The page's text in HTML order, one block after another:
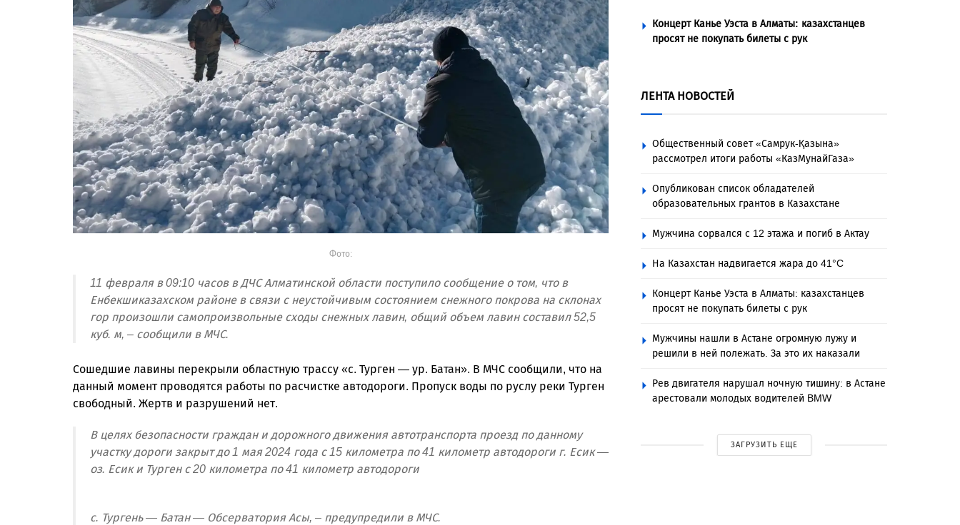
Фото:
11 февраля в 09:10 часов в ДЧС Алматинской области поступило сообщение о том, что в
Енбекшиказахском районе в связи с неустойчивым состоянием снежного покрова на склонах
гор произошли самопроизвольные сходы снежных лавин, общий объем лавин составил 52,5
куб. м, – сообщили в МЧС.
Сошедшие лавины перекрыли областную трассу «с. Турген — ур. Батан». В МЧС сообщили, что на
данный момент проводятся работы по расчистке автодороги. Пропуск воды по руслу реки Турген
свободный. Жертв и разрушений нет.
В целях безопасности граждан и дорожного движения автотранспорта проезд по данному
участку дороги закрыт до 1 мая 2024 года с 15 километра по 41 километр автодороги г. Есик —
оз. Есик и Турген с 20 километра по 41 километр автодороги
с. Тургень — Батан — Обсерватория Асы, – предупредили в МЧС.
Концерт Канье Уэста в Алматы: казахстанцев
просят не покупать билеты с рук
ЛЕНТА НОВОСТЕЙ
Общественный совет «Самрук-Қазына»
рассмотрел итоги работы «КазМунайГаза»
Опубликован список обладателей
образовательных грантов в Казахстане
Мужчина сорвался с 12 этажа и погиб в Актау
На Казахстан надвигается жара до 41°C
Концерт Канье Уэста в Алматы: казахстанцев
просят не покупать билеты с рук
Мужчины нашли в Астане огромную лужу и
решили в ней полежать. За это их наказали
Рев двигателя нарушал ночную тишину: в Астане
арестовали молодых водителей BMW
ЗАГРУЗИТЬ ЕЩЕ